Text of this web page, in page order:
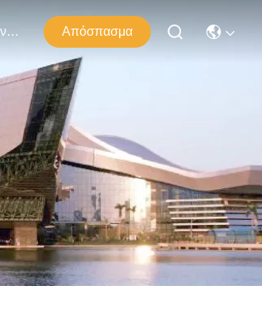
Επικοινωνήστε Μαζί Μας Απόσπασμα